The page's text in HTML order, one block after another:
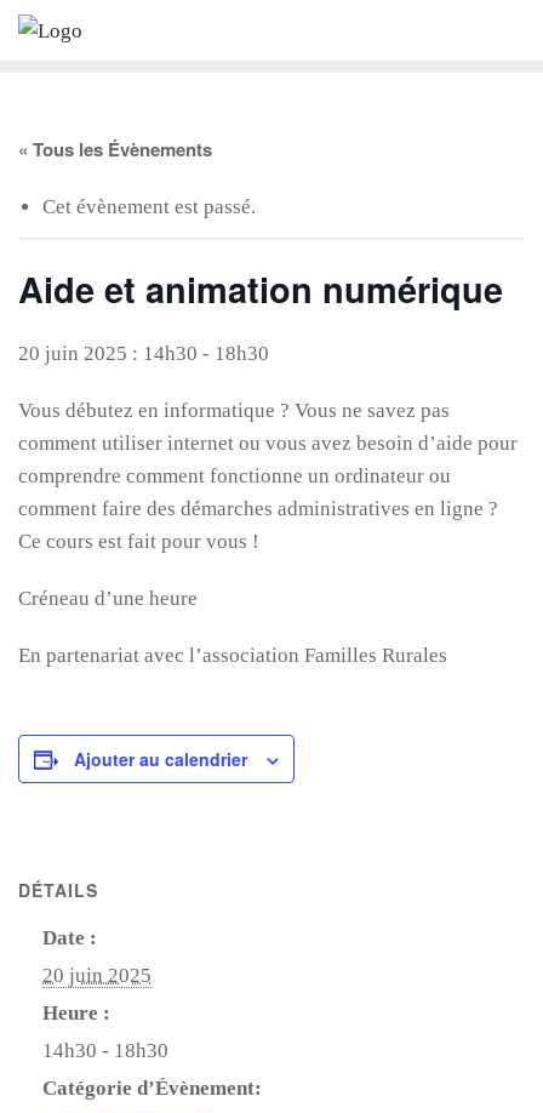
Skip
« Tous les Évènements
Cet évènement est passé.
Aide et animation numérique
20 juin 2025 : 14h30 - 18h30
Vous débutez en informatique ? Vous ne savez pas
comment utiliser internet ou vous avez besoin d’aide pour
comprendre comment fonctionne un ordinateur ou
comment faire des démarches administratives en ligne ?
Ce cours est fait pour vous !
Créneau d’une heure
En partenariat avec l’association Familles Rurales
Ajouter au calendrier
DÉTAILS
Date :
20 juin 2025
Heure :
14h30 - 18h30
Catégorie d’Évènement: